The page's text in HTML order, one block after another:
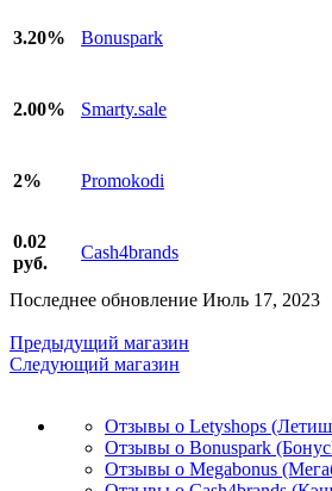
3.20%
Bonuspark
2.00%
Smarty.sale
2%
Promokodi
0.02
руб.
Cash4brands
Последнее обновление Июль 17, 2023
Предыдущий магазин
Следующий магазин
Отзывы о Letyshops
Отзывы о Bonuspark
Отзывы о Megabonus